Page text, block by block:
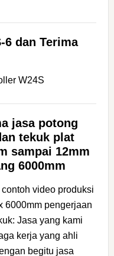
6 dan Terima
W24S
jasa potong
tekuk plat
sampai 12mm
6000mm
contoh video produksi
6000mm pengerjaan
Jasa yang kami
kerja yang ahli
begitu jasa